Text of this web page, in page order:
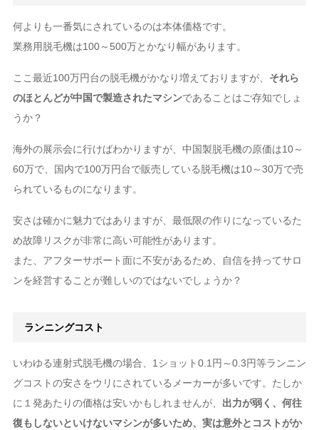
何よりも一番気にされているのは本体価格です。
業務用脱毛機は100～500万とかなり幅があります。
ここ最近100万円台の脱毛機がかなり増えておりますが、 それら
のほとんどが中国で製造されたマシンであることはご存知でしょ
うか？
海外の展示会に行けばわかりますが、中国製脱毛機の原価は10～
60万で、国内で100万円台で販売している脱毛機は10～30万で売
られているものになります。
安さは確かに魅力ではありますが、最低限の作りになっているた
め故障リスクが非常に高い可能性があります。
また、アフターサポート面に不安があるため、自信を持ってサロ
ンを経営することが難しいのではないでしょうか？
ランニングコスト
いわゆる連射式脱毛機の場合、1ショット0.1円～0.3円等ランニン
グコストの安さをウリにされているメーカーが多いです。たしか
に１発あたりの価格は安いかもしれませんが、 出力が弱く、何往
復もしないといけないマシンが多いため、実は意外とコストがか